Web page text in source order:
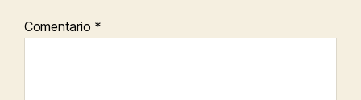
Comentario *